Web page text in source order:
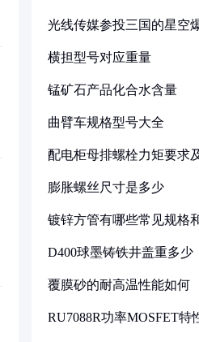
光线传媒参投三国的星空
横担型号对应重量
锰矿石产品化合水含量
曲臂车规格型号大全
配电柜母排螺栓力矩要求
膨胀螺丝尺寸是多少
镀锌方管有哪些常见规格
D400球墨铸铁井盖重多少
覆膜砂的耐高温性能如何
RU7088R功率MOSFET特